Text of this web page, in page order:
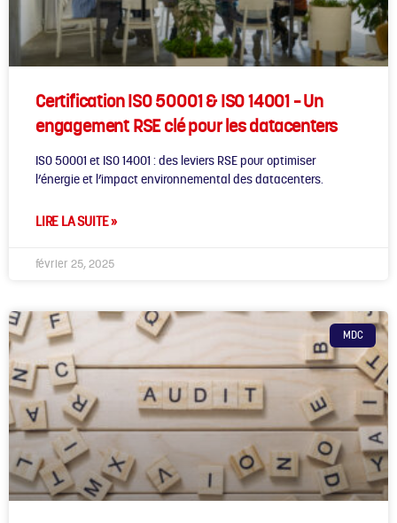
Certification ISO 50001 & ISO 14001 – Un
engagement RSE clé pour les datacenters
ISO 50001 et ISO 14001 : des leviers RSE pour optimiser
l’énergie et l’impact environnemental des datacenters.
LIRE LA SUITE »
février 25, 2025
MDC